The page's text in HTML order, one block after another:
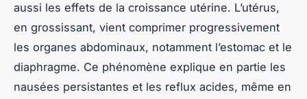
aussi les effets de la croissance utérine. L’utérus,
en grossissant, vient comprimer progressivement
les organes abdominaux, notamment l’estomac et le
diaphragme. Ce phénomène explique en partie les
nausées persistantes et les reflux acides, même en